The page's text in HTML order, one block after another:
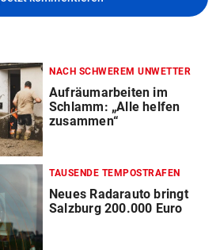
NACH SCHWEREM UNWETTER
Aufräumarbeiten im
Schlamm: „Alle helfen
zusammen“
TAUSENDE TEMPOSTRAFEN
Neues Radarauto bringt
Salzburg 200.000 Euro